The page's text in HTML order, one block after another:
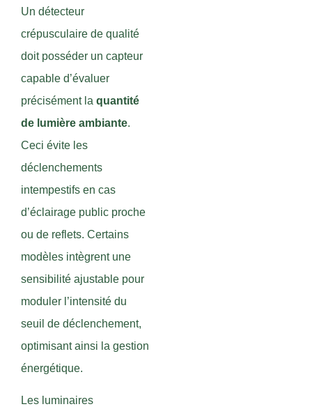
Un détecteur
crépusculaire de qualité
doit posséder un capteur
capable d’évaluer
précisément la quantité
de lumière ambiante.
Ceci évite les
déclenchements
intempestifs en cas
d’éclairage public proche
ou de reflets. Certains
modèles intègrent une
sensibilité ajustable pour
moduler l’intensité du
seuil de déclenchement,
optimisant ainsi la gestion
énergétique.
Les luminaires